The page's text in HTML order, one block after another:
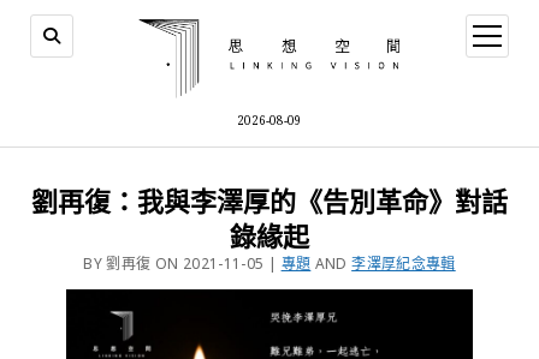
2026-08-09
劉再復：我與李澤厚的《告別革命》對話
錄緣起
BY 劉再復 ON 2021-11-05 | 專題 AND李澤厚紀念專輯